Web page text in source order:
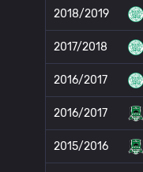
2018/2019
2017/2018
2016/2017
2016/2017
2015/2016